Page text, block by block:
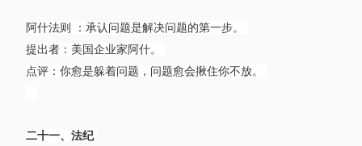
阿什法则 ：承认问题是解决问题的第一步。
提出者：美国企业家阿什。
点评：你愈是躲着问题，问题愈会揪住你不放。
二十一、法纪